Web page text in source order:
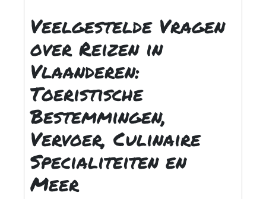
Veelgestelde Vragen
over Reizen in
Vlaanderen:
Toeristische
Bestemmingen,
Vervoer, Culinaire
Specialiteiten en
Meer